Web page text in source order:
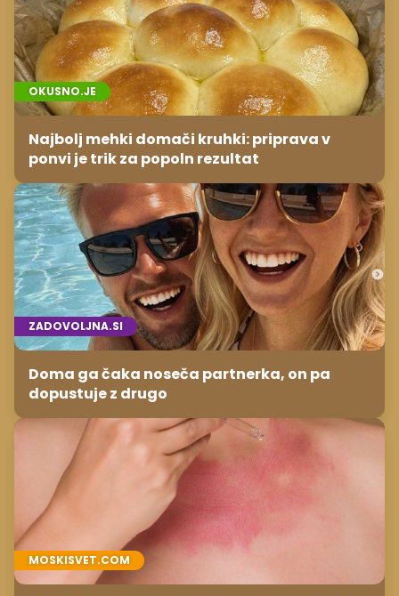
OKUSNO.JE
Najbolj mehki domači kruhki: priprava v
ponvi je trik za popoln rezultat
ZADOVOLJNA.SI
Doma ga čaka noseča partnerka, on pa
dopustuje z drugo
MOSKISVET.COM